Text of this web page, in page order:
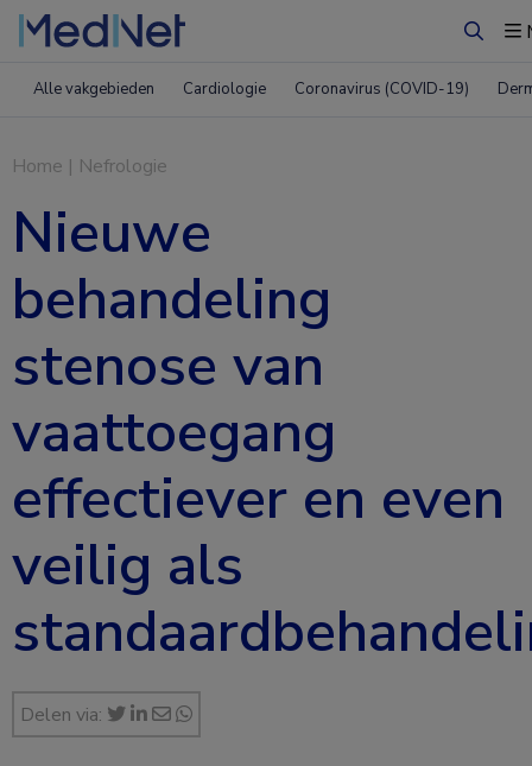
Alle vakgebieden Cardiologie Coronavirus (COVID-19)
Home | Nefrologie
Nieuwe
behandeling
stenose van
vaattoegang
effectiever en even
veilig als
Delen via: